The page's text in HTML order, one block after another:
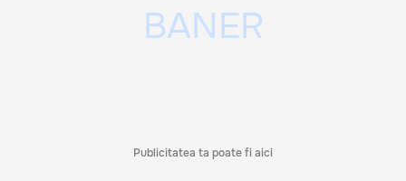
Publicitatea ta poate fi aici